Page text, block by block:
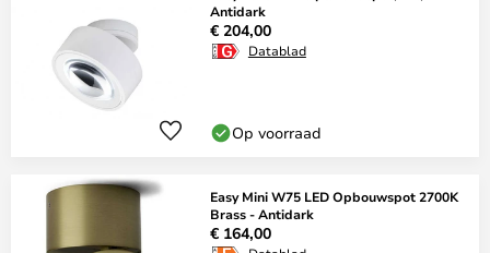
Antidark
€ 204,00
Datablad
Op voorraad
Easy Mini W75 LED Opbouwspot 2700K
Brass - Antidark
€ 164,00